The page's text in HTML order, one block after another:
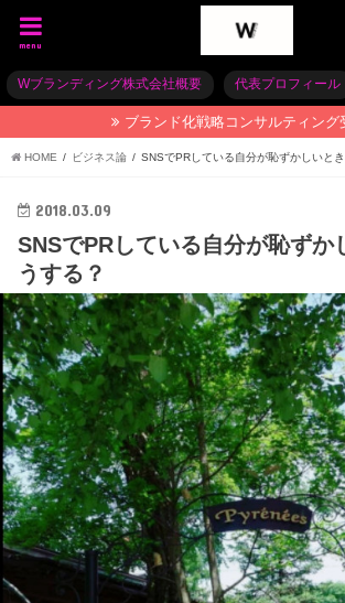
menu
Wブランディング株式会社概要 代表プロフィール
ブランド化戦略コンサルティング
HOME ビジネス論 SNSでPRしている自分が恥ずかしいと
2018.03.09
SNSでPRしている自分が恥ずか
うする？